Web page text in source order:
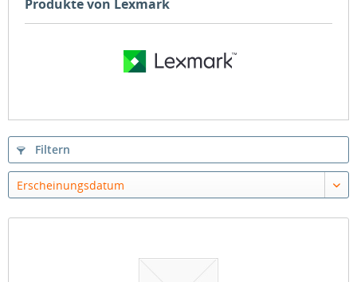
Produkte von Lexmark
Filtern
Erscheinungsdatum